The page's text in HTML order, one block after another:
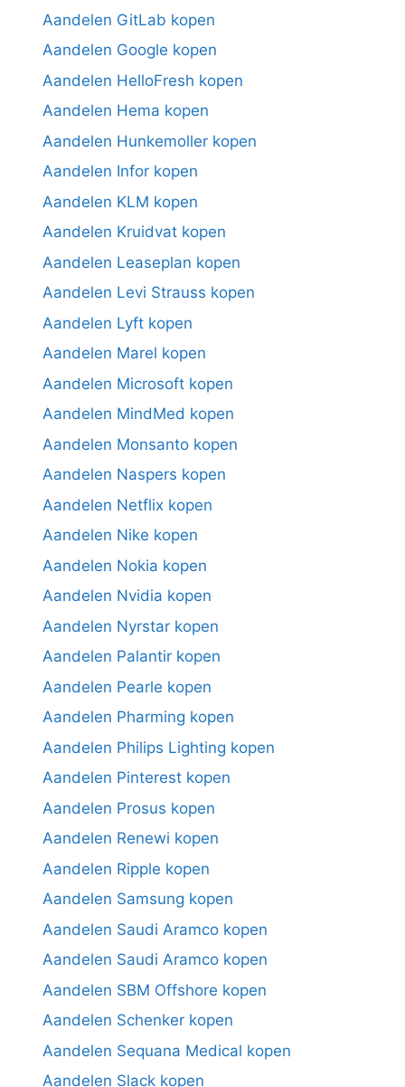
Aandelen GitLab kopen
Aandelen Google kopen
Aandelen HelloFresh kopen
Aandelen Hema kopen
Aandelen Hunkemoller kopen
Aandelen Infor kopen
Aandelen KLM kopen
Aandelen Kruidvat kopen
Aandelen Leaseplan kopen
Aandelen Levi Strauss kopen
Aandelen Lyft kopen
Aandelen Marel kopen
Aandelen Microsoft kopen
Aandelen MindMed kopen
Aandelen Monsanto kopen
Aandelen Naspers kopen
Aandelen Netflix kopen
Aandelen Nike kopen
Aandelen Nokia kopen
Aandelen Nvidia kopen
Aandelen Nyrstar kopen
Aandelen Palantir kopen
Aandelen Pearle kopen
Aandelen Pharming kopen
Aandelen Philips Lighting kopen
Aandelen Pinterest kopen
Aandelen Prosus kopen
Aandelen Renewi kopen
Aandelen Ripple kopen
Aandelen Samsung kopen
Aandelen Saudi Aramco kopen
Aandelen Saudi Aramco kopen
Aandelen SBM Offshore kopen
Aandelen Schenker kopen
Aandelen Sequana Medical kopen
Aandelen Slack kopen